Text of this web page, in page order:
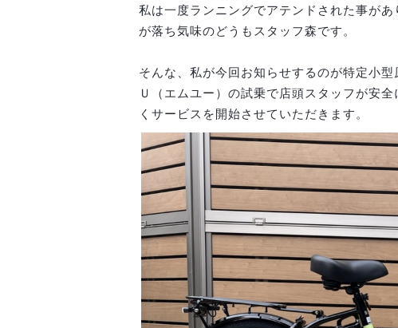
私は一度ランニングでアテンドされた事が
が落ち気味のどうもスタッフ森です。
そんな、私が今回お知らせするのが特定小
Ｕ（エムユー）の試乗で店頭スタッフが安
くサービスを開始させていただきます。